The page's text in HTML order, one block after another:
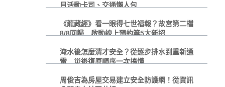
月活動卡司、交通懶人包
《龍藏經》看一眼得七世福報？故宮第二檔
8/8回歸 啟動線上預約等5大新招
淹水後怎麼清才安全？從逐步排水到重新通
電 災後復原順序一次搞懂
周俊吉為房屋交易建立安全防護網！從資訊